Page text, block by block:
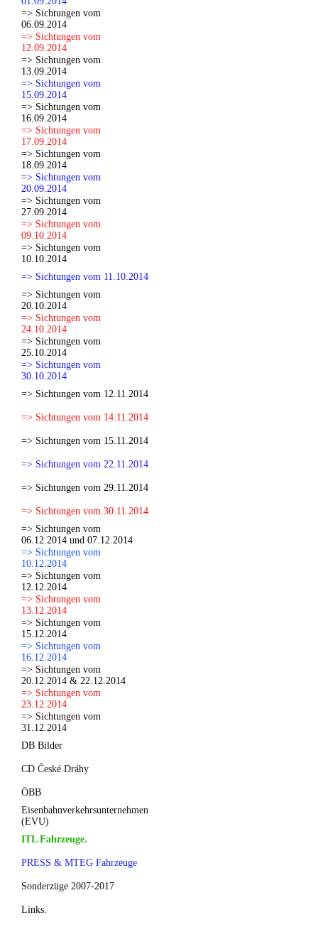
=> Sichtungen vom
06.09.2014
=> Sichtungen vom
12.09.2014
=> Sichtungen vom
13.09.2014
=> Sichtungen vom
15.09.2014
=> Sichtungen vom
16.09.2014
=> Sichtungen vom
17.09.2014
=> Sichtungen vom
18.09.2014
=> Sichtungen vom
20.09.2014
=> Sichtungen vom
27.09.2014
=> Sichtungen vom
09.10.2014
=> Sichtungen vom
10.10.2014
=> Sichtungen vom 11.10.2014
=> Sichtungen vom
20.10.2014
=> Sichtungen vom
24.10.2014
=> Sichtungen vom
25.10.2014
=> Sichtungen vom
30.10.2014
=> Sichtungen vom 12.11.2014
=> Sichtungen vom 14.11.2014
=> Sichtungen vom 15.11.2014
=> Sichtungen vom 22.11.2014
=> Sichtungen vom 29.11.2014
=> Sichtungen vom 30.11.2014
=> Sichtungen vom
06.12.2014 und 07.12.2014
=> Sichtungen vom
10.12.2014
=> Sichtungen vom
12.12.2014
=> Sichtungen vom
13.12.2014
=> Sichtungen vom
15.12.2014
=> Sichtungen vom
16.12.2014
=> Sichtungen vom
20.12.2014 & 22.12.2014
=> Sichtungen vom
23.12.2014
=> Sichtungen vom
31.12.2014
DB Bilder
CD České Dráhy
ÖBB
Eisenbahnverkehrsunternehmen
(EVU)
ITL Fahrzeuge.
PRESS & MTEG Fahrzeuge
Sonderzüge 2007-2017
Links.